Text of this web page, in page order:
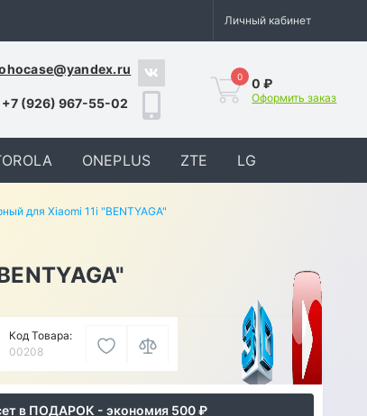
Личный кабинет
+7 (926) 967-55-02
0 0 ₽
Оформить заказ
ONEPLUS ZTE LG
для Xiaomi 11i "BENTYAGA"
Код Товара:
00208
в ПОДАРОК - экономия 500 ₽